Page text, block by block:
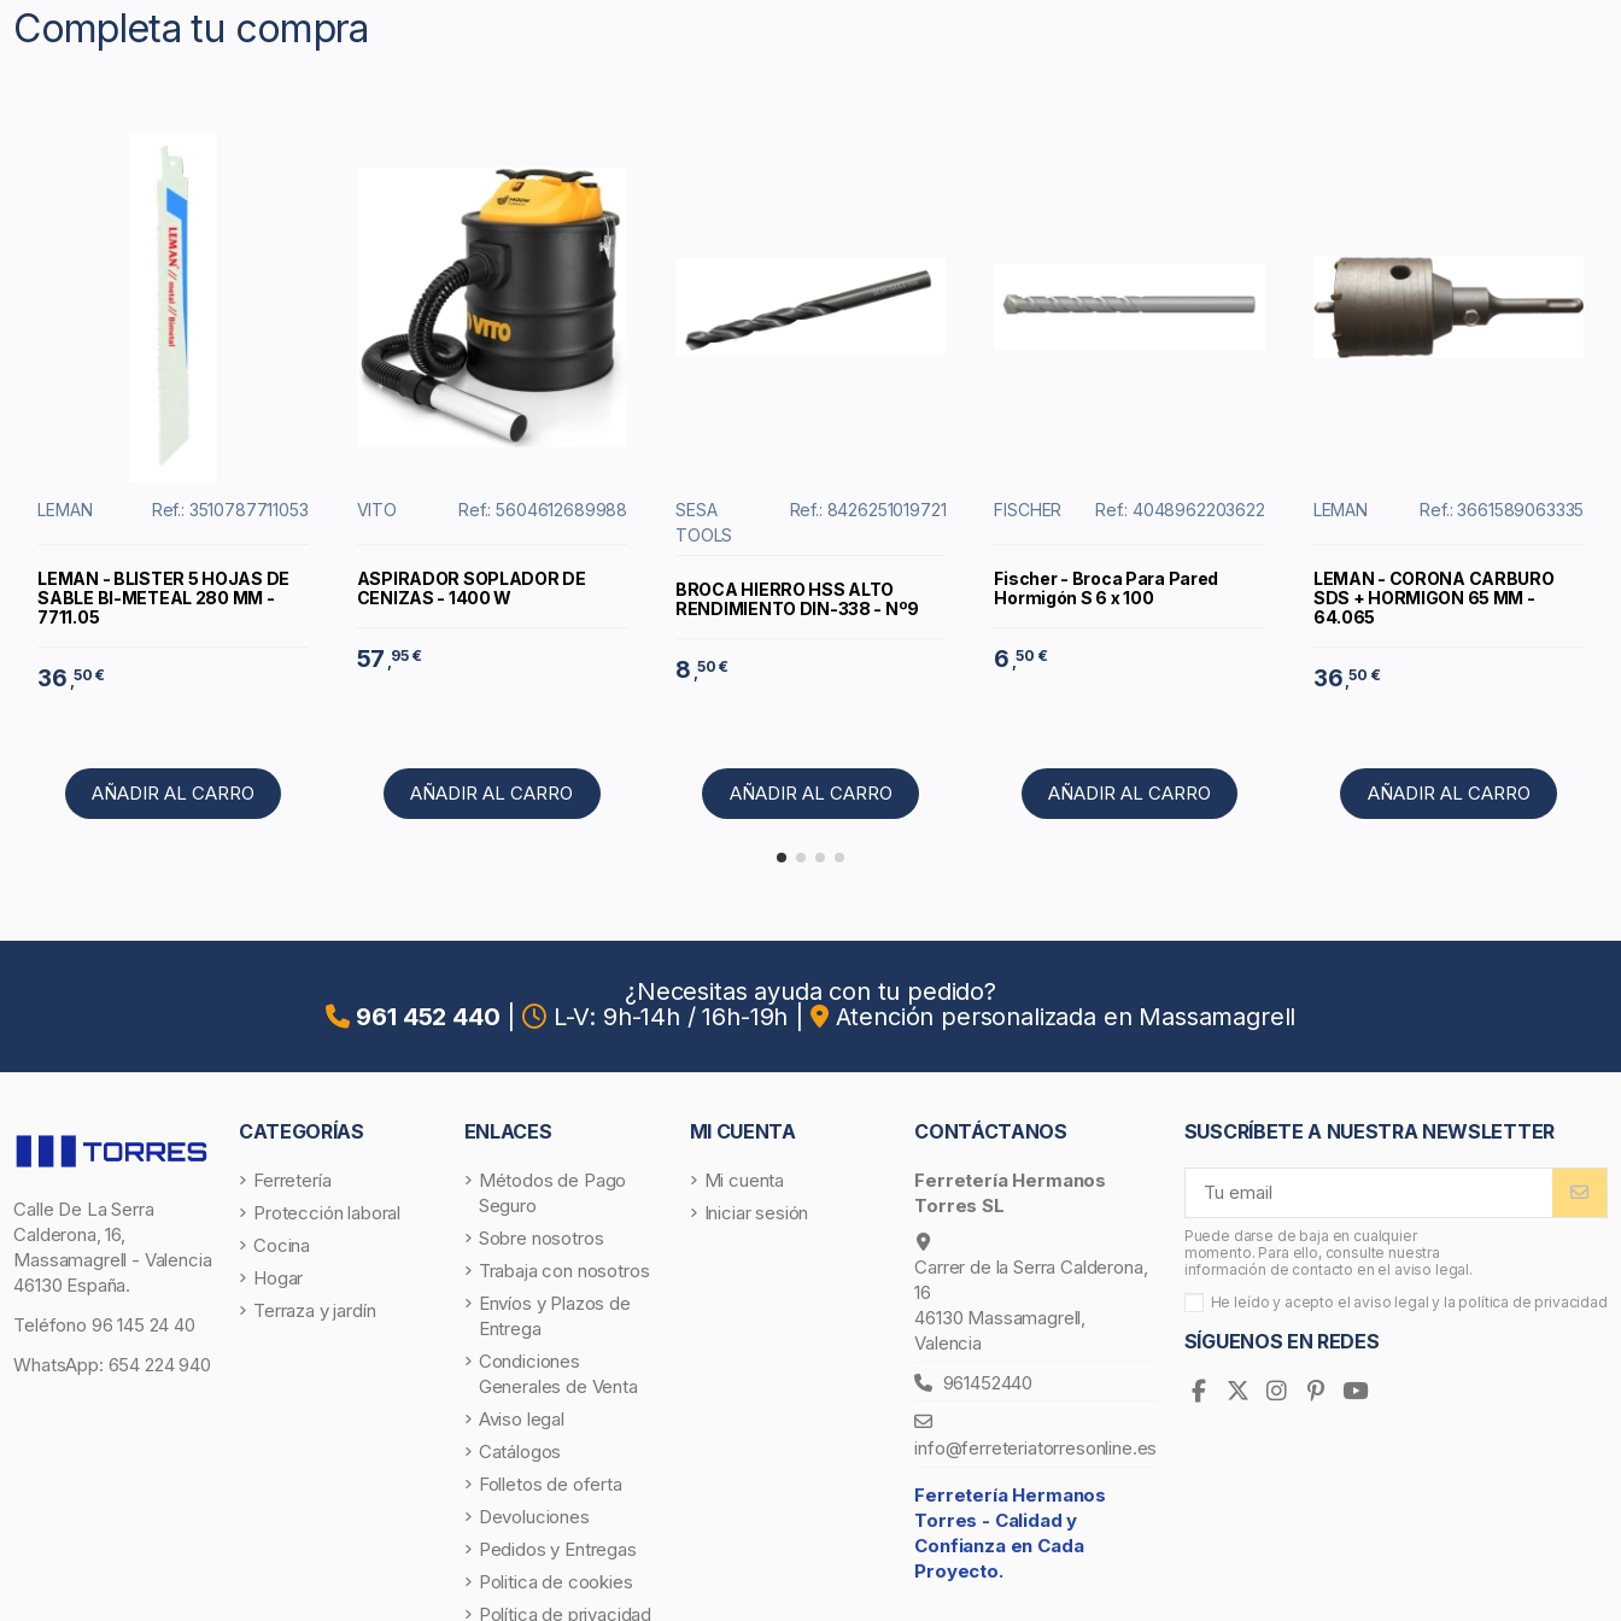
Completa tu compra
LEMAN Ref.: 3510787711053
LEMAN - BLISTER 5 HOJAS DE
SABLE BI-METEAL 280 MM -
7711.05
36 ,50 €
AÑADIR AL CARRO
VITO Ref.: 5604612689988
ASPIRADOR SOPLADOR DE
CENIZAS - 1400 W
57 ,95 €
AÑADIR AL CARRO
SESA
TOOLS
Ref.: 8426251019721
BROCA HIERRO HSS ALTO
RENDIMIENTO DIN-338 - Nº9
8 ,50 €
AÑADIR AL CARRO
FISCHER Ref.: 4048962203622
Fischer - Broca Para Pared
Hormigón S 6 x 100
6 ,50 €
AÑADIR AL CARRO
LEMAN Ref.: 3661589063335
LEMAN - CORONA CARBURO
SDS + HORMIGON 65 MM -
64.065
36 ,50 €
AÑADIR AL CARRO
¿Necesitas ayuda con tu pedido?
961 452 440
L-V: 9h-14h / 16h-19h Atención personalizada en Massamagrell
Calle De La Serra
Calderona, 16,
Massamagrell - Valencia
46130 España.
Teléfono 96 145 24 40
WhatsApp: 654 224 940
CATEGORÍAS
Ferretería
Protección laboral
Cocina
Hogar
Terraza y jardín
ENLACES
Métodos de Pago
Seguro
Sobre nosotros
Trabaja con nosotros
Envíos y Plazos de
Entrega
Condiciones
Generales de Venta
Aviso legal
Catálogos
Folletos de oferta
Devoluciones
Pedidos y Entregas
Politica de cookies
Política de privacidad
MI CUENTA
Mi cuenta
Iniciar sesión
CONTÁCTANOS
Ferretería Hermanos
Torres SL
Carrer de la Serra Calderona,
16
46130 Massamagrell,
Valencia
961452440
info@ferreteriatorresonline.es
Ferretería Hermanos
Torres - Calidad y
Confianza en Cada
Proyecto.
SUSCRÍBETE A NUESTRA NEWSLETTER
Puede darse de baja en cualquier
momento. Para ello, consulte nuestra
información de contacto en el aviso legal.
He leído y acepto el aviso legal y la política de privacidad
SÍGUENOS EN REDES